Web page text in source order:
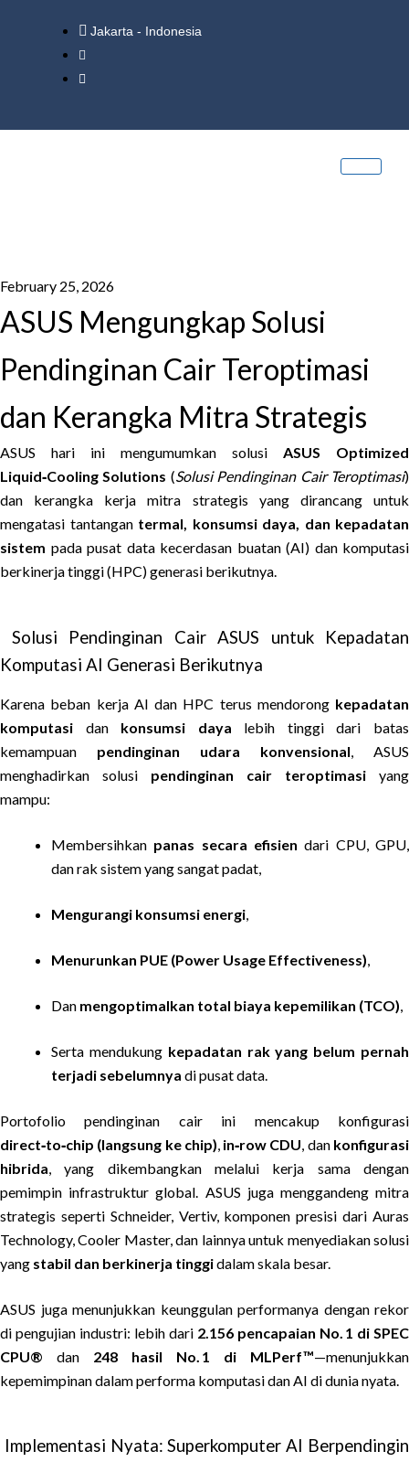
Jakarta - Indonesia
February 25, 2026
ASUS Mengungkap Solusi
Pendinginan Cair Teroptimasi
dan Kerangka Mitra Strategis
ASUS hari ini mengumumkan solusi ASUS Optimized
Liquid‑Cooling Solutions (Solusi Pendinginan Cair Teroptimasi)
dan kerangka kerja mitra strategis yang dirancang untuk
mengatasi tantangan termal, konsumsi daya, dan kepadatan
sistem pada pusat data kecerdasan buatan (AI) dan komputasi
berkinerja tinggi (HPC) generasi berikutnya.
Solusi Pendinginan Cair ASUS untuk Kepadatan
Komputasi AI Generasi Berikutnya
Karena beban kerja AI dan HPC terus mendorong kepadatan
komputasi dan konsumsi daya lebih tinggi dari batas
kemampuan pendinginan udara konvensional , ASUS
menghadirkan solusi pendinginan cair teroptimasi yang
mampu:
Membersihkan panas secara efisien dari CPU, GPU,
dan rak sistem yang sangat padat,
Mengurangi konsumsi energi
Menurunkan PUE (Power Usage Effectiveness)
Dan mengoptimalkan total biaya kepemilikan (TCO)
Serta mendukung kepadatan rak yang belum pernah
terjadi sebelumnya di pusat data.
Portofolio pendinginan cair ini mencakup konfigurasi
direct‑to‑chip (langsung ke chip) in‑row CDU , dan konfigurasi
hibrida , yang dikembangkan melalui kerja sama dengan
pemimpin infrastruktur global. ASUS juga menggandeng mitra
strategis seperti Schneider, Vertiv, komponen presisi dari Auras
Technology, Cooler Master, dan lainnya untuk menyediakan solusi
yang stabil dan berkinerja tinggidalam skala besar.
ASUS juga menunjukkan keunggulan performanya dengan rekor
di pengujian industri: lebih dari 2.156 pencapaian No. 1 di SPEC
CPU® dan 248 hasil No. 1 di MLPerf™—menunjukkan
kepemimpinan dalam performa komputasi dan AI di dunia nyata.
Implementasi Nyata: Superkomputer AI Berpendingin